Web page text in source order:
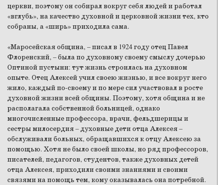
церкви, поэтому он собирал вокруг себя людей и работал
«вглубь», на качество духовной и церковной жизни тех, кто
собраны, а «ширь» приходила сама.
«Маросейская община, – писал в 1924 году отец Павел
Флоренский, – была по духовному своему смыслу дочерью
Оптиной пустыни: тут жизнь строилась на духовном
опыте. Отец Алексей учил своею жизнью, и все вокруг него
жило, каждый по-своему и по мере сил участвовал в росте
духовной жизни всей общины. Поэтому, хотя община и не
располагала собственной больницей, однако
многочисленные профессора, врачи, фельдшерицы и
сестры милосердия – духовные дети отца Алексея –
обслуживали больных, обращавшихся к отцу Алексею за
помощью. Хотя не было своей школы, но ряд профессоров,
писателей, педагогов, студентов, также духовных детей
отца Алексея, приходили своими знаниями и своими
связями на помощь тем, кому оказывалась она потребной.